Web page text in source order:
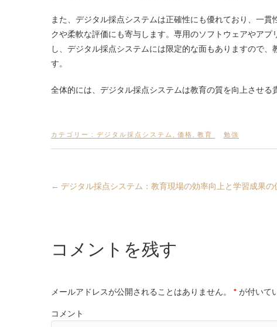
また、デジタル採点システムは正確性にも優れており、一
クや柔軟な評価にも寄与します。専用のソフトウェアやア
し、デジタル採点システムには限定的な面もありますので
す。
全体的には、デジタル採点システムは教育の質を向上させる
カテゴリー : デジタル採点システム 価格 教育 勉強
← デジタル採点システム：教育現場の効率向上と学習成果の
コメントを残す
メールアドレスが公開されることはありません。 * が付いて
コメント